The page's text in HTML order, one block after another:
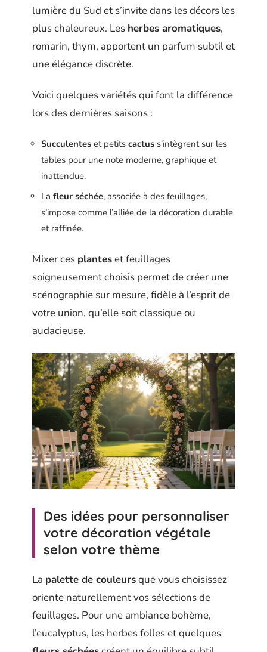
lumière du Sud et s’invite dans les décors les
plus chaleureux. Les herbes aromatiques,
romarin, thym, apportent un parfum subtil et
une élégance discrète.
Voici quelques variétés qui font la différence
lors des dernières saisons :
Succulentes et petits cactus s’intègrent sur les
tables pour une note moderne, graphique et
inattendue.
La fleur séchée, associée à des feuillages,
s’impose comme l’alliée de la décoration durable
et raffinée.
Mixer ces planteset feuillages
soigneusement choisis permet de créer une
scénographie sur mesure, fidèle à l’esprit de
votre union, qu’elle soit classique ou
audacieuse.
Des idées pour personnaliser
votre décoration végétale
selon votre thème
La palette de couleursque vous choisissez
oriente naturellement vos sélections de
feuillages. Pour une ambiance bohème,
l’eucalyptus, les herbes folles et quelques